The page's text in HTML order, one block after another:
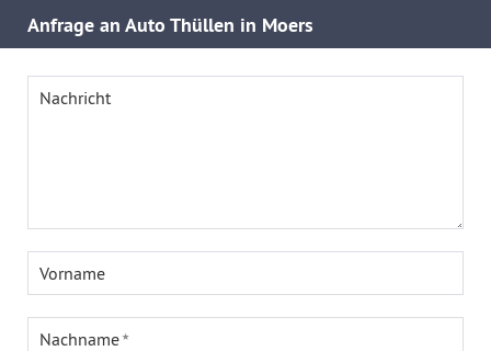
Anfrage an Auto Thüllen in Moers
Nachricht
Vorname
Nachname